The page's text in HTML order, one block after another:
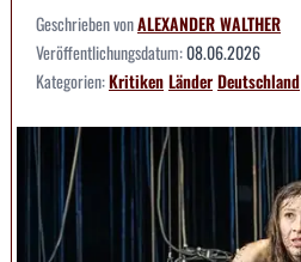
Geschrieben vonALEXANDER WALTHER
Veröffentlichungsdatum:08.06.2026
Kategorien:KritikenLänderDeutschland